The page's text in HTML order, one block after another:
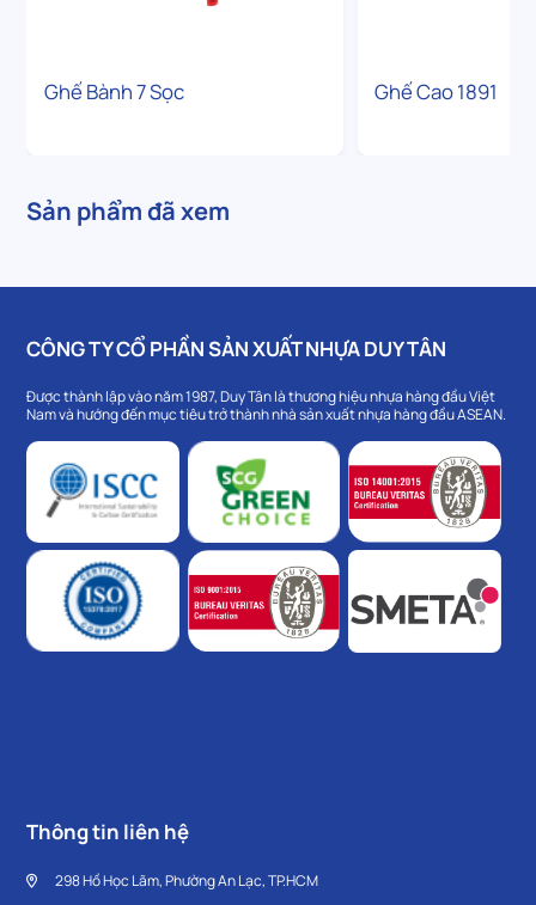
Ghế Bành 7 Sọc Ghế Cao 1891
Sản phẩm đã xem
CÔNG TY CỔ PHẦN SẢN XUẤT NHỰA DUY TÂN
Được thành lập vào năm 1987, Duy Tân là thương hiệu nhựa hàng đầu Việt
Nam và hướng đến mục tiêu trở thành nhà sản xuất nhựa hàng đầu ASEAN.
Thông tin liên hệ
298 Hồ Học Lãm, Phường An Lạc, TP.HCM